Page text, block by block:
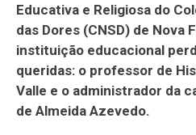
Educativa e Religiosa do
das Dores (CNSD) de Nova
instituição educacional
queridas: o professor de
Valle e o administrador da
de Almeida Azevedo.